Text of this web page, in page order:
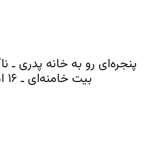
پنجره‌ای رو به خانه پدری ـ
بیت خامنه‌ای ـ ۱۶ امرداد / ۷ آگوست